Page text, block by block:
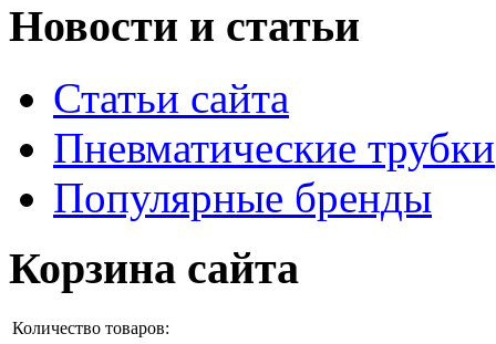
Новости и статьи
Статьи сайта
Пневматические трубки
Популярные бренды
Корзина сайта
Количество товаров: